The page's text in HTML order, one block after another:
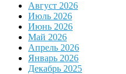
Август 2026
Июль 2026
Июнь 2026
Май 2026
Апрель 2026
Январь 2026
Декабрь 2025